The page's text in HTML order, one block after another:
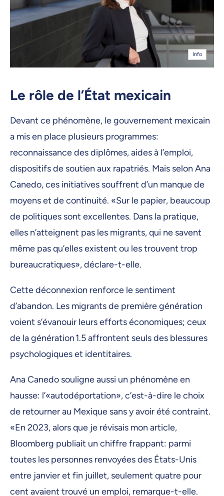
Info
Le rôle de l’État mexicain
Devant ce phénomène, le gouvernement mexicain
a mis en place plusieurs programmes:
reconnaissance des diplômes, aides à l’emploi,
dispositifs de soutien aux rapatriés. Mais selon Ana
Canedo, ces initiatives souffrent d’un manque de
moyens et de continuité. «Sur le papier, beaucoup
de politiques sont excellentes. Dans la pratique,
elles n’atteignent pas les migrants, qui ne savent
même pas qu’elles existent ou les trouvent trop
bureaucratiques», déclare-t-elle.
Cette déconnexion renforce le sentiment
d’abandon. Les migrants de première génération
voient s’évanouir leurs efforts économiques; ceux
de la génération 1.5 affrontent seuls des blessures
psychologiques et identitaires.
Ana Canedo souligne aussi un phénomène en
hausse: l’«autodéportation», c’est-à-dire le choix
de retourner au Mexique sans y avoir été contraint.
«En 2023, alors que je révisais mon article,
Bloomberg publiait un chiffre frappant: parmi
toutes les personnes renvoyées des États-Unis
entre janvier et fin juillet, seulement quatre pour
cent avaient trouvé un emploi, remarque-t-elle.